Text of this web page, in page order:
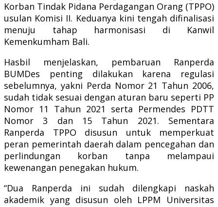
Korban Tindak Pidana Perdagangan Orang (TPPO)
usulan Komisi II. Keduanya kini tengah difinalisasi
menuju tahap harmonisasi di Kanwil
Kemenkumham Bali.
Hasbil menjelaskan, pembaruan Ranperda
BUMDes penting dilakukan karena regulasi
sebelumnya, yakni Perda Nomor 21 Tahun 2006,
sudah tidak sesuai dengan aturan baru seperti PP
Nomor 11 Tahun 2021 serta Permendes PDTT
Nomor 3 dan 15 Tahun 2021. Sementara
Ranperda TPPO disusun untuk memperkuat
peran pemerintah daerah dalam pencegahan dan
perlindungan korban tanpa melampaui
kewenangan penegakan hukum.
“Dua Ranperda ini sudah dilengkapi naskah
akademik yang disusun oleh LPPM Universitas